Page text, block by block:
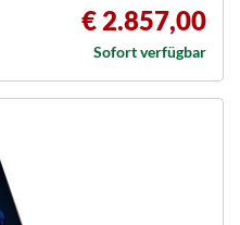
€ 2.857,00
Sofort verfügbar